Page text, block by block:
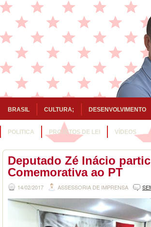
BRASIL CULTURA; DESENVOLVIMENTO
POLITICA PROJETOS DE LEI VÍDEOS
Deputado Zé Inácio
Comemorativa ao PT
14/02/2017 ASSESSORIA DE IMPRENSA